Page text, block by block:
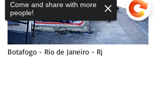
Botafogo - Rio de Janeiro - Rj
Come and share with more
people!